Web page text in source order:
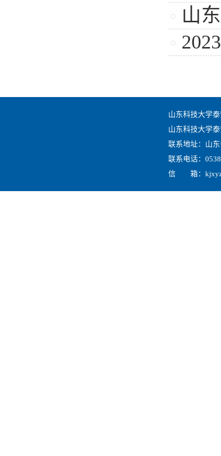
山
山东科技大学
山东科技大学
联系地址：山
联系电话：
信 箱：